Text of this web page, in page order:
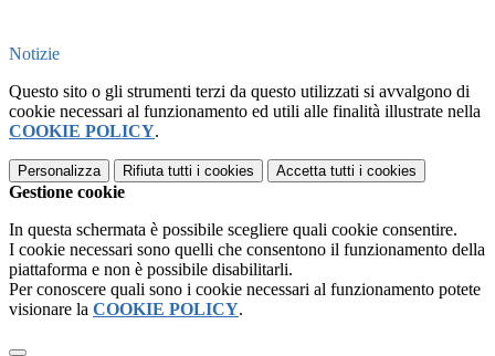
Notizie
Questo sito o gli strumenti terzi da questo utilizzati si avvalgono di
cookie necessari al funzionamento ed utili alle finalità illustrate nella
COOKIE POLICY.
Personalizza Rifiuta tutti i cookies Accetta tutti i cookies
Gestione cookie
In questa schermata è possibile scegliere quali cookie consentire.
I cookie necessari sono quelli che consentono il funzionamento della
piattaforma e non è possibile disabilitarli.
Per conoscere quali sono i cookie necessari al funzionamento potete
visionare la COOKIE POLICY.